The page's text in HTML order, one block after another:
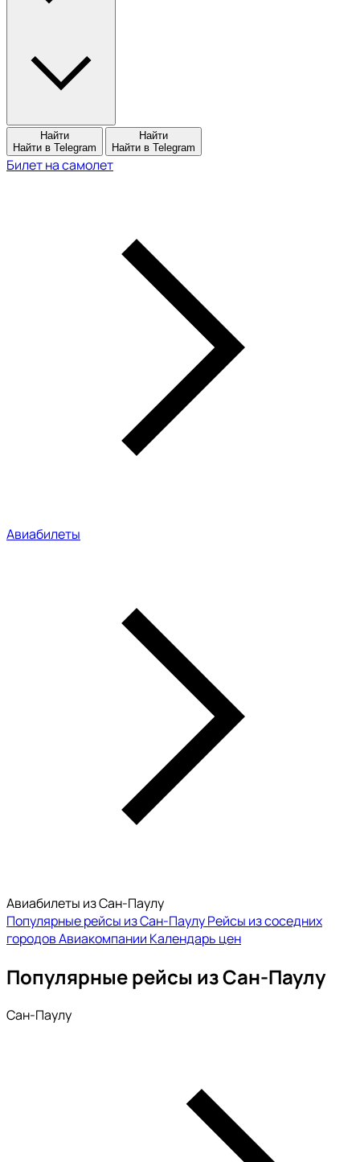
Найти
Найти в Telegram
Найти
Найти в Telegram
Билет на самолет
Авиабилеты
Авиабилеты из Сан-Паулу
Популярные рейсы из Сан-ПаулуРейсы из соседних
городовАвиакомпании Календарь цен
Популярные рейсы из Сан-Паулу
Сан-Паулу